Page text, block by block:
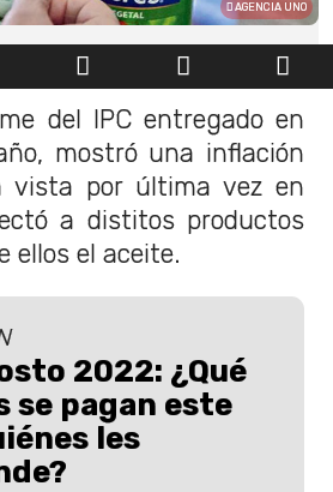
AGENCIA UNO
del IPC entregado en
mostró una inflación
vista por última vez en
a distitos productos
ellos el aceite.
2022: ¿Qué
se pagan este
les